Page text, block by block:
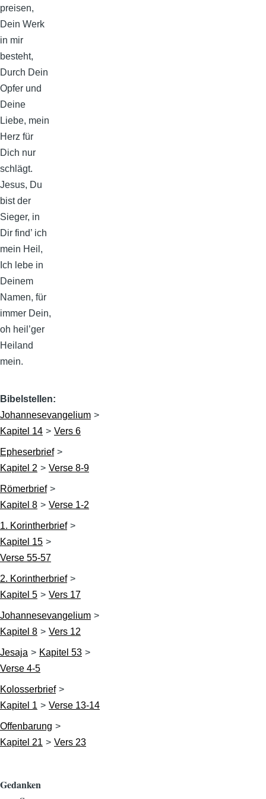
preisen,
Dein Werk
in mir
besteht,
Durch Dein
Opfer und
Deine
Liebe, mein
Herz für
Dich nur
schlägt.
Jesus, Du
bist der
Sieger, in
Dir find’ ich
mein Heil,
Ich lebe in
Deinem
Namen, für
immer Dein,
oh heil’ger
Heiland
mein.
Bibelstellen
Johannesevangelium
Kapitel 14
Vers 6
Epheserbrief
Kapitel 2
Verse 8-9
Römerbrief
Kapitel 8
Verse 1-2
1. Korintherbrief
Kapitel 15
Verse 55-57
2. Korintherbrief
Kapitel 5
Vers 17
Johannesevangelium
Kapitel 8
Vers 12
Jesaja
Kapitel 53
Verse 4-5
Kolosserbrief
Kapitel 1
Verse 13-14
Offenbarung
Kapitel 21
Vers 23
Gedanken